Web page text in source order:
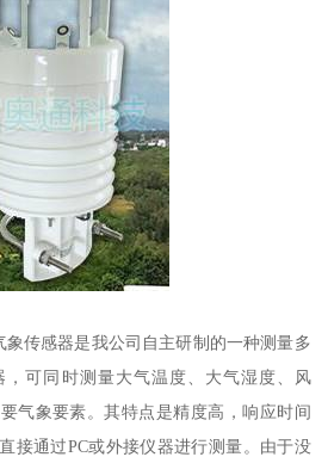
象传感器是我公司自主研制的一种测量多
可同时测量大气温度、大气湿度、风
气象要素。其特点是精度高，响应时间
接通过PC或外接仪器进行测量。由于没